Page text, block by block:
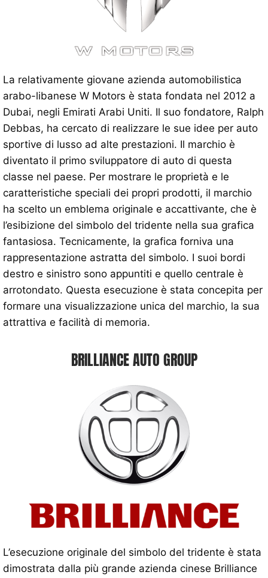
La relativamente giovane azienda automobilistica
arabo-libanese W Motors è stata fondata nel 2012 a
Dubai, negli Emirati Arabi Uniti. Il suo fondatore, Ralph
Debbas, ha cercato di realizzare le sue idee per auto
sportive di lusso ad alte prestazioni. Il marchio è
diventato il primo sviluppatore di auto di questa
classe nel paese. Per mostrare le proprietà e le
caratteristiche speciali dei propri prodotti, il marchio
ha scelto un emblema originale e accattivante, che è
l’esibizione del simbolo del tridente nella sua grafica
fantasiosa. Tecnicamente, la grafica forniva una
rappresentazione astratta del simbolo. I suoi bordi
destro e sinistro sono appuntiti e quello centrale è
arrotondato. Questa esecuzione è stata concepita per
formare una visualizzazione unica del marchio, la sua
attrattiva e facilità di memoria.
BRILLIANCE AUTO GROUP
L’esecuzione originale del simbolo del tridente è stata
dimostrata dalla più grande azienda cinese Brilliance